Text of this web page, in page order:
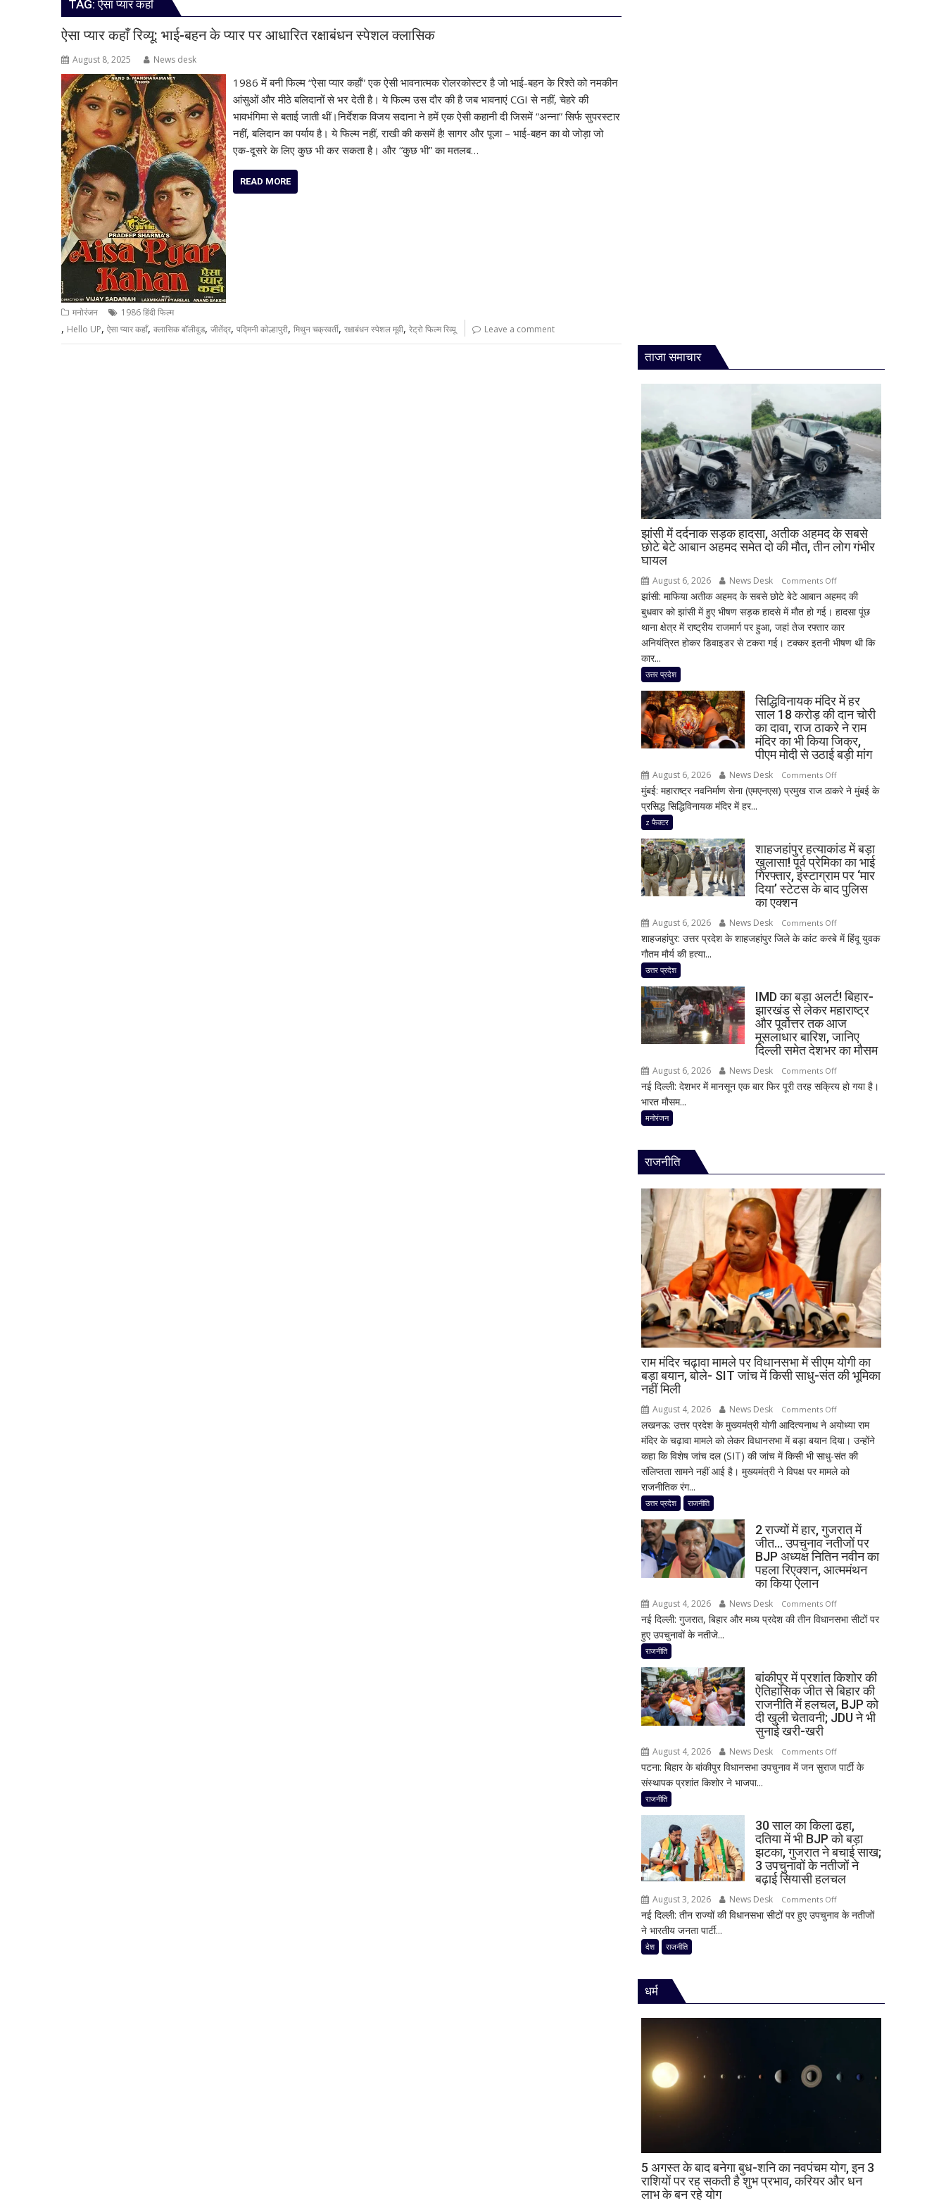
TAG:ऐसा प्यार कहाँ
ऐसा प्यार कहाँ रिव्यू: भाई-बहन के प्यार पर आधारित रक्षाबंधन स्पेशल क्लासिक
August 8, 2025 News desk
1986 में बनी फिल्म “ऐसा प्यार कहाँ” एक ऐसी भावनात्मक रोलरकोस्टर है जो भाई-बहन के रिश्ते को नमकीन
आंसुओं और मीठे बलिदानों से भर देती है। ये फिल्म उस दौर की है जब भावनाएं CGI से नहीं, चेहरे की
भावभंगिमा से बताई जाती थीं।निर्देशक विजय सदाना ने हमें एक ऐसी कहानी दी जिसमें “अन्ना” सिर्फ सुपरस्टार
नहीं, बलिदान का पर्याय है। ये फिल्म नहीं, राखी की कसमें है! सागर और पूजा – भाई-बहन का वो जोड़ा जो
एक-दूसरे के लिए कुछ भी कर सकता है। और “कुछ भी” का मतलब…
READ MORE
मनोरंजन 1986 हिंदी फिल्म
, Hello UP, ऐसा प्यार कहाँ, क्लासिक बॉलीवुड, जीतेंद्र, पद्मिनी कोल्हापुरी, मिथुन चक्रवर्ती, रक्षाबंधन स्पेशल मूवी, रेट्रो फिल्म रिव्यू Leave a comment
ताजा समाचार
झांसी में दर्दनाक सड़क हादसा, अतीक अहमद के सबसे
छोटे बेटे आबान अहमद समेत दो की मौत, तीन लोग गंभीर
घायल
August 6, 2026 News Desk Comments Offon
झांसी
में
दर्दनाक
सड़क
के
सबसे
छोटे
बेटे
समेत
मौत,
तीन
लोग
गंभीर
झांसी: माफिया अतीक अहमद के सबसे छोटे बेटे आबान अहमद की
बुधवार को झांसी में हुए भीषण सड़क हादसे में मौत हो गई। हादसा पूंछ
थाना क्षेत्र में राष्ट्रीय राजमार्ग पर हुआ, जहां तेज रफ्तार कार
अनियंत्रित होकर डिवाइडर से टकरा गई। टक्कर इतनी भीषण थी कि
कार...
उत्तर प्रदेश
सिद्धिविनायक मंदिर में हर
साल 18 करोड़ की दान चोरी
का दावा, राज ठाकरे ने राम
मंदिर का भी किया जिक्र,
पीएम मोदी से उठाई बड़ी मांग
August 6, 2026 News Desk Comments Offon
सिद्धिविनायक
साल
18
करोड़
का
ठाकरे
ने
राम
मंदिर
का
भी
किया
बड़ी
मुंबई: महाराष्ट्र नवनिर्माण सेना (एमएनएस) प्रमुख राज ठाकरे ने मुंबई के
प्रसिद्ध सिद्धिविनायक मंदिर में हर...
z फैक्टर
शाहजहांपुर हत्याकांड में बड़ा
खुलासा! पूर्व प्रेमिका का भाई
गिरफ्तार, इंस्टाग्राम पर ‘मार
दिया’ स्टेटस के बाद पुलिस
का एक्शन
August 6, 2026 News Desk Comments Offon
शाहजहांपुर
खुलासा!
पूर्व
प्रेमिका
का
इंस्टाग्राम
एक्शन
शाहजहांपुर: उत्तर प्रदेश के शाहजहांपुर जिले के कांट कस्बे में हिंदू युवक
गौतम मौर्य की हत्या...
उत्तर प्रदेश
IMD का बड़ा अलर्ट! बिहार-
झारखंड से लेकर महाराष्ट्र
और पूर्वोत्तर तक आज
मूसलाधार बारिश, जानिए
दिल्ली समेत देशभर का मौसम
August 6, 2026 News Desk Comments Offon
IMD
महाराष्ट्र
और
पूर्वोत्तर
तक
आज
मूसलाधार
बारिश,
जानिए
दिल्ली
समेत
देशभर
का
नई दिल्ली: देशभर में मानसून एक बार फिर पूरी तरह सक्रिय हो गया है।
भारत मौसम...
मनोरंजन
राजनीति
राम मंदिर चढ़ावा मामले पर विधानसभा में सीएम योगी का
बड़ा बयान, बोले- SIT जांच में किसी साधु-संत की भूमिका
नहीं मिली
August 4, 2026 News Desk Comments Offon
राम
मंदिर
चढ़ावा
मामले
सीएम
योगी
का
SIT
किसी
साधु-
संत
की
नहीं
मिली
लखनऊ: उत्तर प्रदेश के मुख्यमंत्री योगी आदित्यनाथ ने अयोध्या राम
मंदिर के चढ़ावा मामले को लेकर विधानसभा में बड़ा बयान दिया। उन्होंने
कहा कि विशेष जांच दल (SIT) की जांच में किसी भी साधु-संत की
संलिप्तता सामने नहीं आई है। मुख्यमंत्री ने विपक्ष पर मामले को
राजनीतिक रंग...
उत्तर प्रदेश राजनीति
2 राज्यों में हार, गुजरात में
जीत… उपचुनाव नतीजों पर
BJP अध्यक्ष नितिन नवीन का
पहला रिएक्शन, आत्ममंथन
का किया ऐलान
August 4, 2026 News Desk Comments Offon
2
गुजरात
में
जीत…
BJP
नवीन
का
पहला
रिएक्शन,
आत्ममंथन
का
किया
नई दिल्ली: गुजरात, बिहार और मध्य प्रदेश की तीन विधानसभा सीटों पर
हुए उपचुनावों के नतीजे...
राजनीति
बांकीपुर में प्रशांत किशोर की
ऐतिहासिक जीत से बिहार की
राजनीति में हलचल, BJP को
दी खुली चेतावनी; JDU ने भी
सुनाई खरी-खरी
August 4, 2026 News Desk Comments Offon
बांकीपुर
की
ऐतिहासिक
जीत
से
राजनीति
भी
पटना: बिहार के बांकीपुर विधानसभा उपचुनाव में जन सुराज पार्टी के
संस्थापक प्रशांत किशोर ने भाजपा...
राजनीति
30 साल का किला ढहा,
दतिया में भी BJP को बड़ा
झटका, गुजरात ने बचाई साख;
3 उपचुनावों के नतीजों ने
बढ़ाई सियासी हलचल
August 3, 2026 News Desk Comments Offon
30
में
झटका,
3
उपचुनावों
नई दिल्ली: तीन राज्यों की विधानसभा सीटों पर हुए उपचुनाव के नतीजों
ने भारतीय जनता पार्टी...
देश राजनीति
धर्म
5 अगस्त के बाद बनेगा बुध-शनि का नवपंचम योग, इन 3
राशियों पर रह सकती है शुभ प्रभाव, करियर और धन
लाभ के बन रहे योग